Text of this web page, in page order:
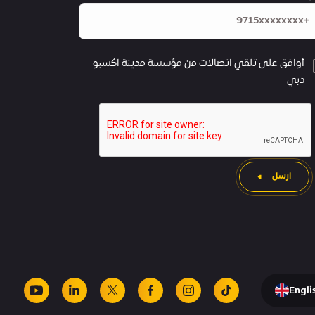
أوافق على تلقي اتصالات من مؤسسة مدينة اكسبو
دبي
ارسل
tiktok
instagram
facebook
x
linkedin